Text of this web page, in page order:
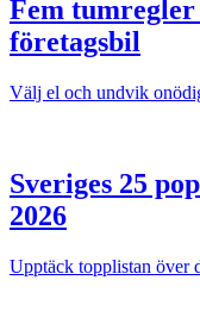
Fem
företagsbil
Välj el och undvik
Sveriges 25
2026
Upptäck topplistan över